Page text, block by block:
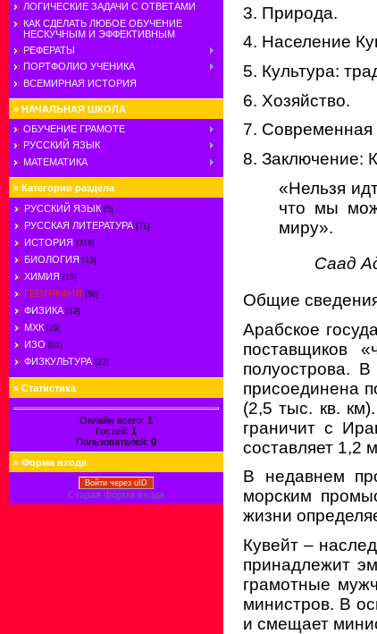
ЛОГИЧЕСКИЕ ЗАДАЧИ С ОТВЕТАМИ
КАК СДЕЛАТЬ ЛЮБОЕ ОБУЧЕНИЕ
НЕСКУЧНЫМ И ЭФФЕКТИВНЫМ
РЕФЕРАТЫ
ПОРТФОЛИО УЧЕНИКА
ВСЕМИРНАЯ ИСТОРИЯ
» НАЧАЛЬНАЯ ШКОЛА
ОБУЧЕНИЕ ГРАМОТЕ
РУССКИЙ ЯЗЫК
МАТЕМАТИКА
» Категории раздела
РУССКИЙ ЯЗЫК [5]
РУССКАЯ ЛИТЕРАТУРА [71]
ИСТОРИЯ [319]
БИОЛОГИЯ [13]
ХИМИЯ [15]
ГЕОГРАФИЯ [50]
ФИЗИКА [12]
МХК [19]
ИЗО [61]
ФИЗКУЛЬТУРА [23]
» Статистика
Онлайн всего: 1
Гостей: 1
Пользователей: 0
» Форма входа
Войти через uID
Старая форма входа
3. Природа.
4. Население
5. Культура:
6. Хозяйство.
7. Современная
8. Заключение:
«Нельзя
что мы
миру».
Саад
Общие
Арабское
поставщиков
полуострова.
присоединена
(2,5 тыс. кв.
граничит с
составляет 1,2
В недавнем
морским
жизни
Кувейт –
принадлежит
грамотные
министров. В
и смещает